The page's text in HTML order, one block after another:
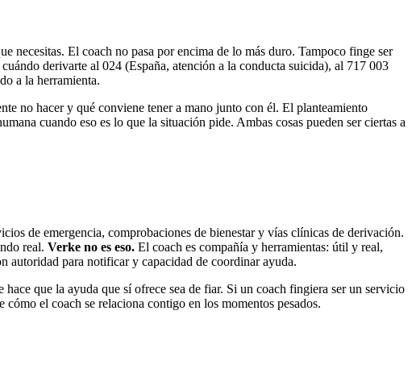
necesitas. El coach no pasa por encima de lo más duro. Tampoco finge ser
derivarte al 024 (España, atención a la conducta suicida), al 717 003
a la herramienta.
no hacer y qué conviene tener a mano junto con él. El planteamiento
cuando eso es lo que la situación pide. Ambas cosas pueden ser ciertas a
de emergencia, comprobaciones de bienestar y vías clínicas de derivación.
real. Verke no es eso. El coach es compañía y herramientas: útil y real,
autoridad para notificar y capacidad de coordinar ayuda.
que la ayuda que sí ofrece sea de fiar. Si un coach fingiera ser un servicio
el coach se relaciona contigo en los momentos pesados.